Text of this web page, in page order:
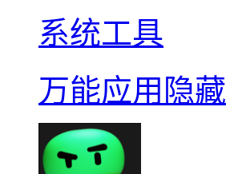
系统工具
万能应用隐藏